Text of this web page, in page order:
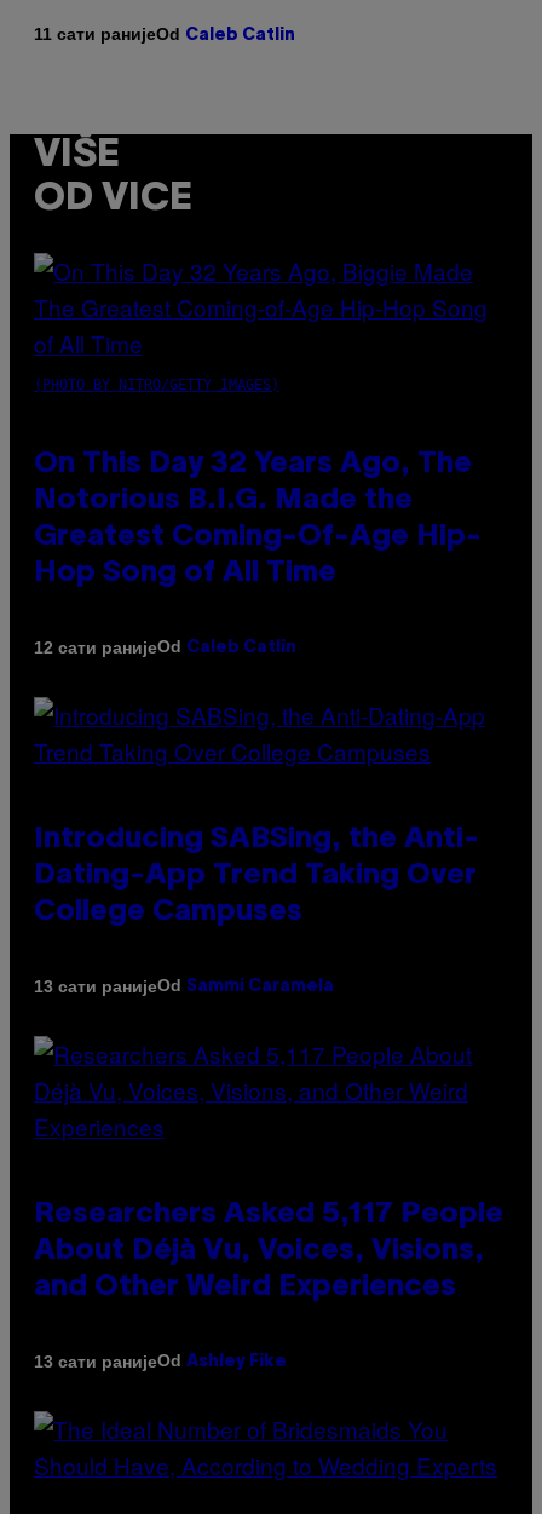
11 сати ранијеOd Caleb Catlin
VIŠE
OD VICE
(PHOTO BY NITRO/GETTY IMAGES)
On This Day 32 Years Ago, The
Notorious B.I.G. Made the
Greatest Coming-Of-Age Hip-
Hop Song of All Time
12 сати ранијеOd Caleb Catlin
Introducing SABSing, the Anti-
Dating-App Trend Taking Over
College Campuses
13 сати ранијеOd Sammi Caramela
Researchers Asked 5,117 People
About Déjà Vu, Voices, Visions,
and Other Weird Experiences
13 сати ранијеOd Ashley Fike